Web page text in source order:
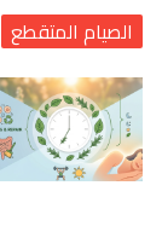
الصيام المتقطع